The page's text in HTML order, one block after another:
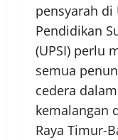
pensyarah di
Pendidikan
(UPSI) perlu
semua
cedera dalam
kemalangan
Raya Timur-